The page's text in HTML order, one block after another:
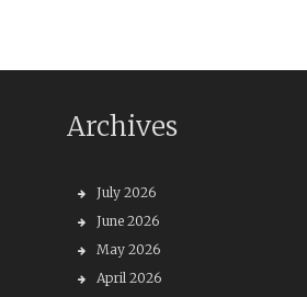
Archives
July 2026
June 2026
May 2026
April 2026